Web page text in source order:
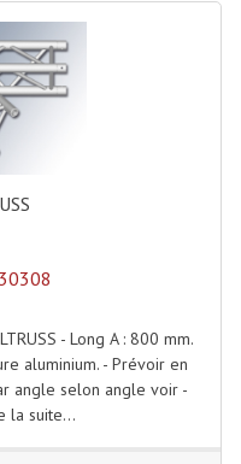
50mm
290 Asd
- Long A : 800 mm.
aluminium. - Prévoir en
angle selon angle voir -
la suite...